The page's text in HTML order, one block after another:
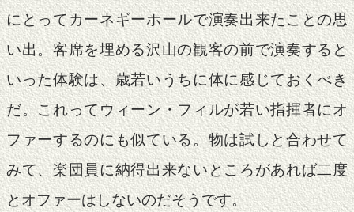
にとってカーネギーホールで演奏出来たことの思
い出。客席を埋める沢山の観客の前で演奏すると
いった体験は、歳若いうちに体に感じておくべき
だ。これってウィーン・フィルが若い指揮者にオ
ファーするのにも似ている。物は試しと合わせて
みて、楽団員に納得出来ないところがあれば二度
とオファーはしないのだそうです。